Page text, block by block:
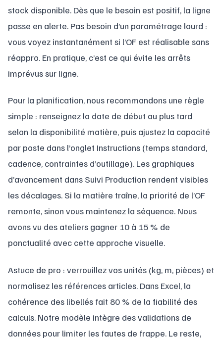
stock disponible. Dès que le besoin est positif, la ligne
passe en alerte. Pas besoin d’un paramétrage lourd :
vous voyez instantanément si l’OF est réalisable sans
réappro. En pratique, c’est ce qui évite les arrêts
imprévus sur ligne.
Pour la planification, nous recommandons une règle
simple : renseignez la date de début au plus tard
selon la disponibilité matière, puis ajustez la capacité
par poste dans l’onglet Instructions (temps standard,
cadence, contraintes d’outillage). Les graphiques
d’avancement dans Suivi Production rendent visibles
les décalages. Si la matière traîne, la priorité de l’OF
remonte, sinon vous maintenez la séquence. Nous
avons vu des ateliers gagner 10 à 15 % de
ponctualité avec cette approche visuelle.
Astuce de pro : verrouillez vos unités (kg, m, pièces) et
normalisez les références articles. Dans Excel, la
cohérence des libellés fait 80 % de la fiabilité des
calculs. Notre modèle intègre des validations de
données pour limiter les fautes de frappe. Le reste,